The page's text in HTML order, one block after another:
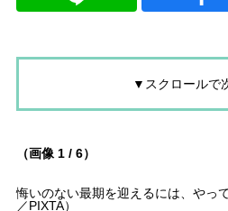
▼スクロールで
（画像 1 / 6）
悔いのない最期を迎えるには、やっ
／PIXTA）